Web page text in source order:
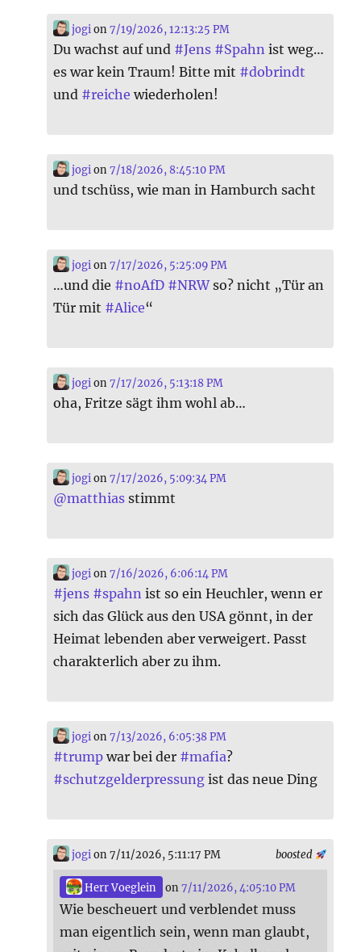
jogion7/19/2026, 12:13:25 PM
Du wachst auf und #Jens #Spahn ist weg…
es war kein Traum! Bitte mit #dobrindt
und #reiche wiederholen!
jogion7/18/2026, 8:45:10 PM
und tschüss, wie man in Hamburch sacht
jogion7/17/2026, 5:25:09 PM
…und die #noAfD #NRWso? nicht „Tür an
Tür mit #Alice“
jogion7/17/2026, 5:13:18 PM
oha, Fritze sägt ihm wohl ab…
jogion7/17/2026, 5:09:34 PM
@matthias stimmt
jogion7/16/2026, 6:06:14 PM
#jens #spahn ist so ein Heuchler, wenn er
sich das Glück aus den USA gönnt, in der
Heimat lebenden aber verweigert. Passt
charakterlich aber zu ihm.
jogion7/13/2026, 6:05:38 PM
#trump war bei der #mafia?
#schutzgelderpressung ist das neue Ding
boosted
jogion 7/11/2026, 5:11:17 PM
Herr Voeglein on7/11/2026, 4:05:10 PM
Wie bescheuert und verblendet muss
man eigentlich sein, wenn man glaubt,